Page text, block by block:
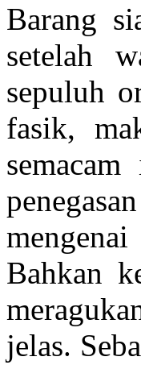
Barang
setelah
sepuluh
fasik,
Bahkan
jelas.